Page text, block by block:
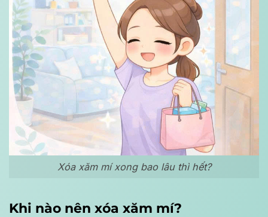
Xóa xăm mí xong bao lâu thì hết?
Khi nào nên xóa xăm mí?